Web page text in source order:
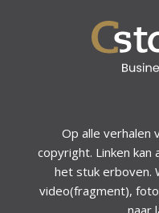
Op alle verhalen
copyright. Linken
het stuk erboven.
video(fragment),